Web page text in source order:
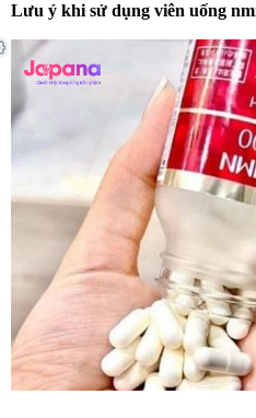
Lưu ý khi sử dụng viên uống